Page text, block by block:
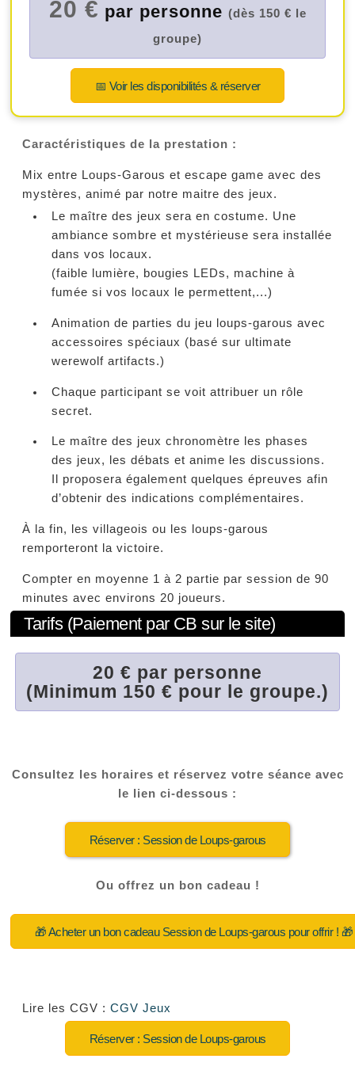
20 € par personne (dès 150 € le
groupe)
📅 Voir les disponibilités & réserver
Caractéristiques de la prestation :
Mix entre Loups-Garous et escape game avec des
mystères, animé par notre maitre des jeux.
Le maître des jeux sera en costume. Une
ambiance sombre et mystérieuse sera installée
dans vos locaux.
(faible lumière, bougies LEDs, machine à
fumée si vos locaux le permettent,...)
Animation de parties du jeu loups-garous avec
accessoires spéciaux (basé sur ultimate
werewolf artifacts.)
Chaque participant se voit attribuer un rôle
secret.
Le maître des jeux chronomètre les phases
des jeux, les débats et anime les discussions.
Il proposera également quelques épreuves afin
d’obtenir des indications complémentaires.
À la fin, les villageois ou les loups-garous
remporteront la victoire.
Compter en moyenne 1 à 2 partie par session de 90
minutes avec environs 20 joueurs.
Tarifs (Paiement par CB sur le site)
20 € par personne
(Minimum 150 € pour le groupe.)
Consultez les horaires et réservez votre séance avec
le lien ci-dessous :
Réserver : Session de Loups-garous
Ou offrez un bon cadeau !
🎁 Acheter un bon cadeau Session de Loups-garous pour offrir ! 🎁
Lire les CGV :CGV Jeux
Réserver : Session de Loups-garous